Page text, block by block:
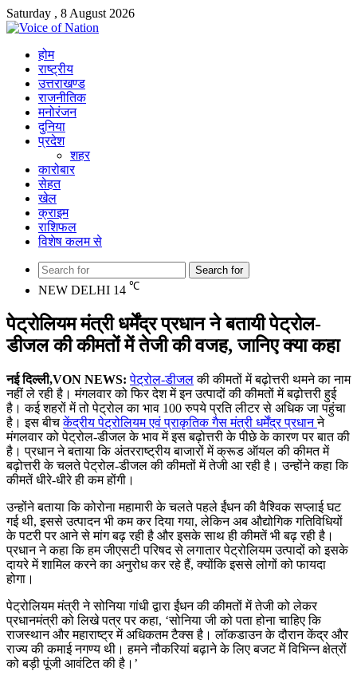
Saturday , 8 August 2026
होम
राष्ट्रीय
उत्तराखण्ड
राजनीतिक
मनोरंजन
दुनिया
प्रदेश
शहर
कारोबार
सेहत
खेल
क्राइम
राशिफल
विशेष कलम से
Search for
NEW DELHI 14 ℃
पेट्रोलियम मंत्री धर्मेंद्र प्रधान ने बतायी पेट्रोल-
डीजल की कीमतों में तेजी की वजह, जानिए क्या कहा
नई दिल्ली,VON NEWS: पेट्रोल-डीजलकी कीमतों में बढ़ोत्तरी थमने का नाम
नहीं ले रही है। मंगलवार को फिर देश में इन उत्पादों की कीमतों में बढ़ोत्तरी हुई
है। कई शहरों में तो पेट्रोल का भाव 100 रुपये प्रति लीटर से अधिक जा पहुंचा
है। इस बीचकेंद्रीय पेट्रोलियम एवं प्राकृतिक गैस मंत्री धर्मेंद्र प्रधानने
मंगलवार को पेट्रोल-डीजल के भाव में इस बढ़ोत्तरी के पीछे के कारण पर बात की
है। प्रधान ने बताया कि अंतरराष्ट्रीय बाजारों में क्रूड ऑयल की कीमत में
बढ़ोत्तरी के चलते पेट्रोल-डीजल की कीमतों में तेजी आ रही है। उन्होंने कहा कि
कीमतें धीरे-धीरे ही कम होंगी।
उन्होंने बताया कि कोरोना महामारी के चलते पहले ईंधन की वैश्विक सप्लाई घट
गई थी, इससे उत्पादन भी कम कर दिया गया, लेकिन अब औद्योगिक गतिविधियों
के पटरी पर आने से मांग बढ़ रही है और इसके साथ ही कीमतें भी बढ़ रही है।
प्रधान ने कहा कि हम जीएसटी परिषद से लगातार पेट्रोलियम उत्पादों को इसके
दायरे में शामिल करने का अनुरोध कर रहे हैं, क्योंकि इससे लोगों को फायदा
होगा।
पेट्रोलियम मंत्री ने सोनिया गांधी द्वारा ईंधन की कीमतों में तेजी को लेकर
प्रधानमंत्री को लिखे पत्र पर कहा, ‘सोनिया जी को पता होना चाहिए कि
राजस्थान और महाराष्ट्र में अधिकतम टैक्स है। लॉकडाउन के दौरान केंद्र और
राज्य की कमाई नगण्य थी। हमने नौकरियां बढ़ाने के लिए बजट में विभिन्न क्षेत्रों
को बड़ी पूंजी आवंटित की है।’